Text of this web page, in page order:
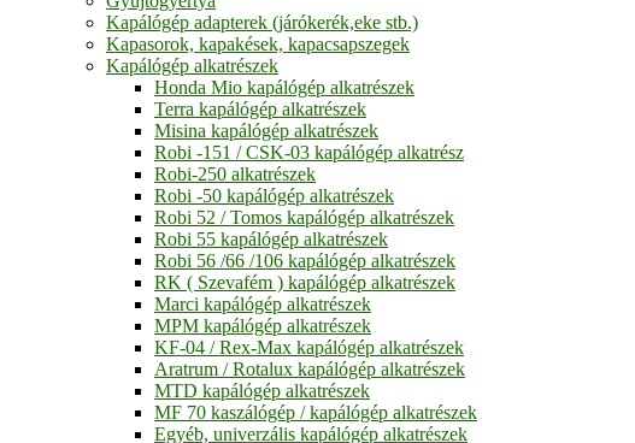
Kapálógép adapterek (járókerék,eke stb.)
Kapasorok, kapakések, kapacsapszegek
Kapálógép alkatrészek
Honda Mio kapálógép alkatrészek
Terra kapálógép alkatrészek
Misina kapálógép alkatrészek
Robi -151 / CSK-03 kapálógép alkatrész
Robi-250 alkatrészek
Robi -50 kapálógép alkatrészek
Robi 52 / Tomos kapálógép alkatrészek
Robi 55 kapálógép alkatrészek
Robi 56 /66 /106 kapálógép alkatrészek
RK ( Szevafém ) kapálógép alkatrészek
Marci kapálógép alkatrészek
MPM kapálógép alkatrészek
KF-04 / Rex-Max kapálógép alkatrészek
Aratrum / Rotalux kapálógép alkatrészek
MTD kapálógép alkatrészek
MF 70 kaszálógép / kapálógép alkatrészek
Egyéb, univerzális kapálógép alkatrészek